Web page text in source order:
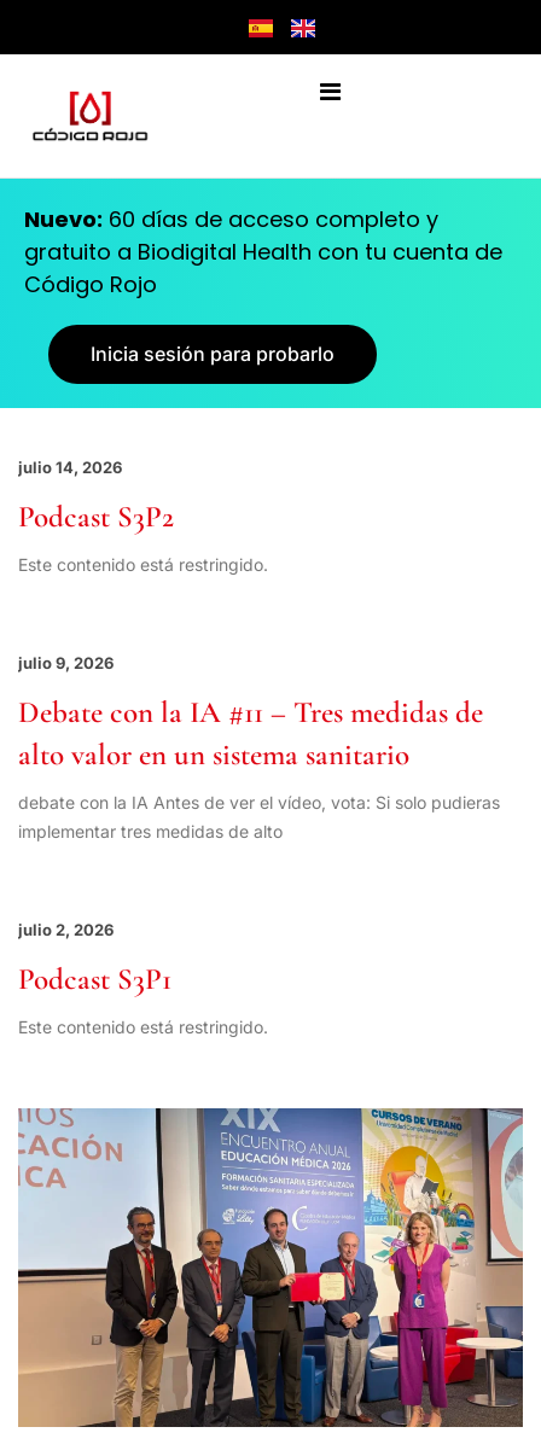
Nuevo: 60 días de acceso completo y
gratuito a Biodigital Health con tu cuenta de
Código Rojo
Inicia sesión para probarlo
julio 14, 2026
Podcast S3P2
Este contenido está restringido.
julio 9, 2026
Debate con la IA #11 – Tres medidas de
alto valor en un sistema sanitario
debate con la IA Antes de ver el vídeo, vota: Si solo pudieras
implementar tres medidas de alto
julio 2, 2026
Podcast S3P1
Este contenido está restringido.